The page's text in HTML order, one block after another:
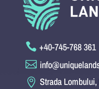
 +40-745-768 361

 Strada